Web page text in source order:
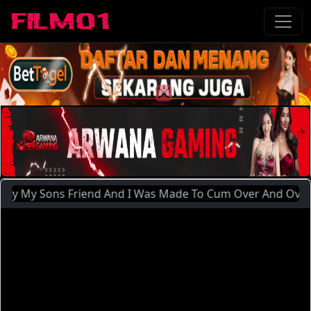
Friend And I Was Made To Cum Over And Over